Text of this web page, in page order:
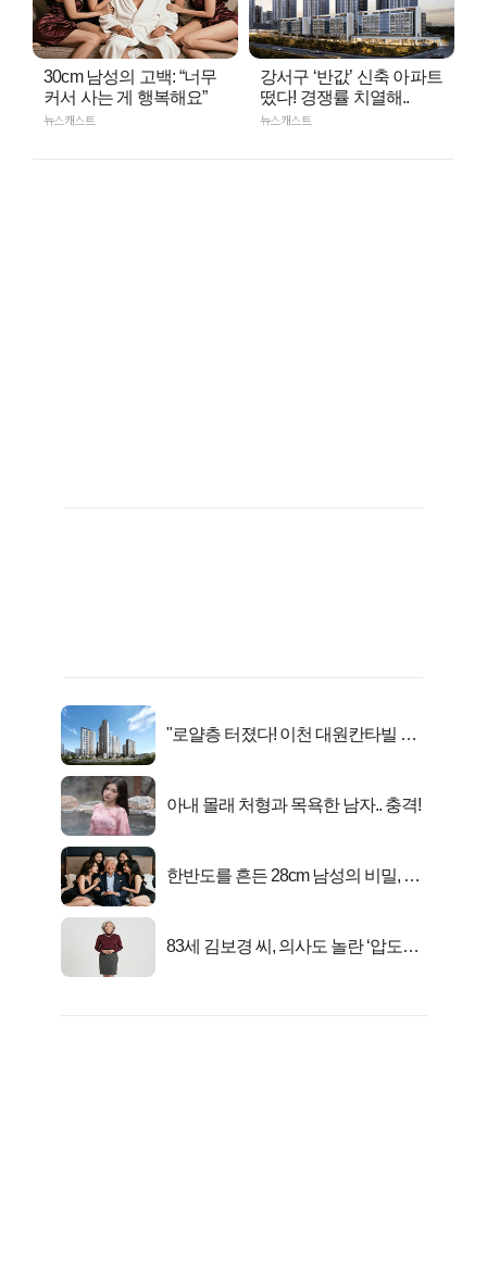
30cm 남성의 고백: “너무
커서 사는 게 행복해요”
뉴스캐스트
강서구 ‘반값’ 신축 아파트
떴다! 경쟁률 치열해..
뉴스캐스트
"로얄층 터졌다! 이천 대원칸타빌 잔
아내 몰래 처형과 목욕한 남자.. 충격!
한반도를 흔든 28cm 남성의 비밀, 매
83세 김보경 씨, 의사도 놀란 ‘압도적